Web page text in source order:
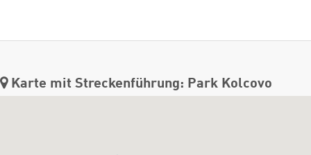
Karte mit Streckenführung: Park Kolcovo